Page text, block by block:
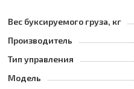
Вес буксируемого груза, кг
Производитель
Тип управления
Модель